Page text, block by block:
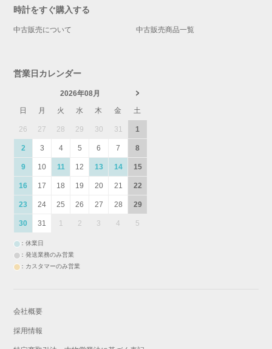
時計をすぐ購入する
中古販売について 中古販売商品一覧
営業日カレンダー
2026年08月
日
月 火 水 木 金 土
26 27 28 29 30 31 1
2 3 4 5 6 7 8
9 10 11 12 13 14 15
16 17 18 19 20 21 22
23 24 25 26 27 28 29
30 31 1 2 3 4 5
：休業日
：発送業務のみ営業
：カスタマーのみ営業
会社概要
採用情報